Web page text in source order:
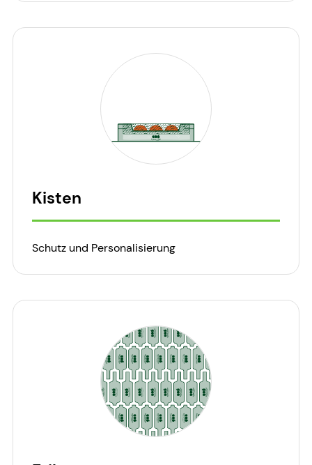
Kisten
Schutz und Personalisierung